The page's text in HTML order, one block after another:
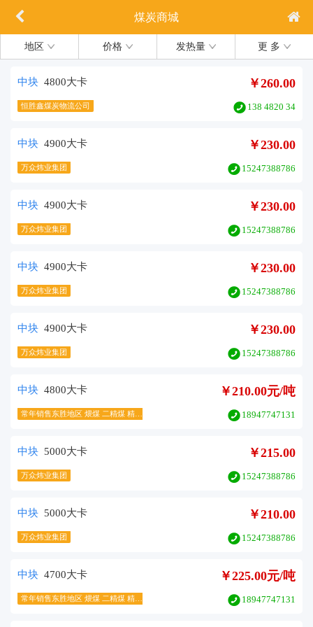
煤炭商城
地区 价格 发热量 更 多
中块 4800大卡 ￥260.00
恒胜鑫煤炭物流公司 138 4820 34
中块 4900大卡 ￥230.00
万众炜业集团 15247388786
中块 4900大卡 ￥230.00
万众炜业集团 15247388786
中块 4900大卡 ￥230.00
万众炜业集团 15247388786
中块 4900大卡 ￥230.00
万众炜业集团 15247388786
中块 4800大卡 ￥210.00元/吨
18947747131
中块 5000大卡 ￥215.00
万众炜业集团 15247388786
中块 5000大卡 ￥210.00
万众炜业集团 15247388786
中块 4700大卡 ￥225.00元/吨
18947747131